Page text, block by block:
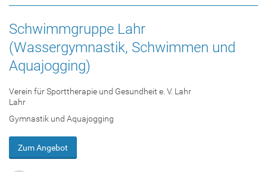
Schwimmgruppe Lahr
(Wassergymnastik, Schwimmen und
Aquajogging)
Verein für Sporttherapie und Gesundheit e. V. Lahr
Lahr
Gymnastik und Aquajogging
Zum Angebot